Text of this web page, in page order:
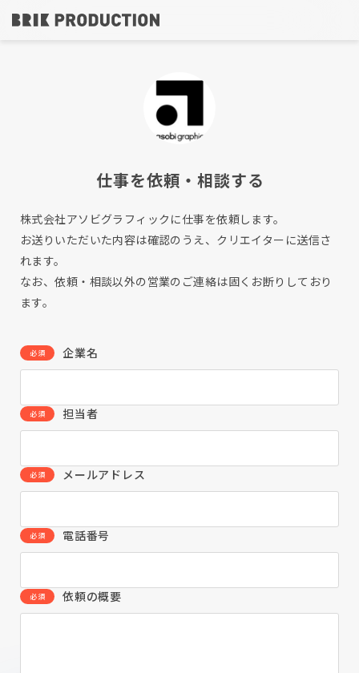
仕事を依頼・相談する
株式会社アソビグラフィックに仕事を依頼します。
お送りいただいた内容は確認のうえ、クリエイターに送信さ
れます。
なお、依頼・相談以外の営業のご連絡は固くお断りしており
ます。
企業名
担当者
メールアドレス
電話番号
依頼の概要